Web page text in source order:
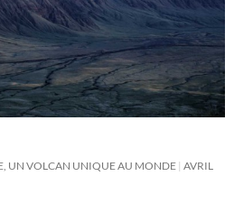
UN VOLCAN UNIQUE AU MONDE AVRIL